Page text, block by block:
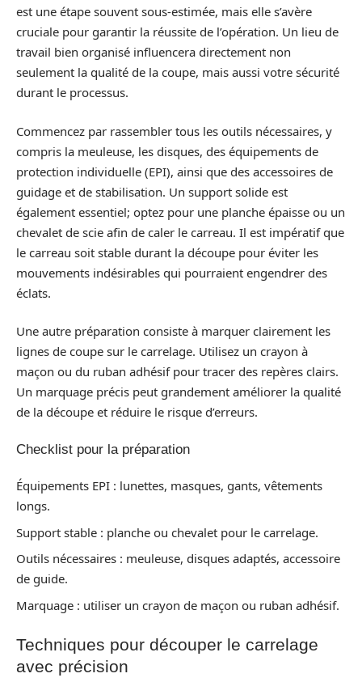
est une étape souvent sous-estimée, mais elle s’avère
cruciale pour garantir la réussite de l’opération. Un lieu de
travail bien organisé influencera directement non
seulement la qualité de la coupe, mais aussi votre sécurité
durant le processus.
Commencez par rassembler tous les outils nécessaires, y
compris la meuleuse, les disques, des équipements de
protection individuelle (EPI), ainsi que des accessoires de
guidage et de stabilisation. Un support solide est
également essentiel; optez pour une planche épaisse ou un
chevalet de scie afin de caler le carreau. Il est impératif que
le carreau soit stable durant la découpe pour éviter les
mouvements indésirables qui pourraient engendrer des
éclats.
Une autre préparation consiste à marquer clairement les
lignes de coupe sur le carrelage. Utilisez un crayon à
maçon ou du ruban adhésif pour tracer des repères clairs.
Un marquage précis peut grandement améliorer la qualité
de la découpe et réduire le risque d’erreurs.
Checklist pour la préparation
Équipements EPI : lunettes, masques, gants, vêtements
longs.
Support stable : planche ou chevalet pour le carrelage.
Outils nécessaires : meuleuse, disques adaptés, accessoire
de guide.
Marquage : utiliser un crayon de maçon ou ruban adhésif.
Techniques pour découper le carrelage
avec précision